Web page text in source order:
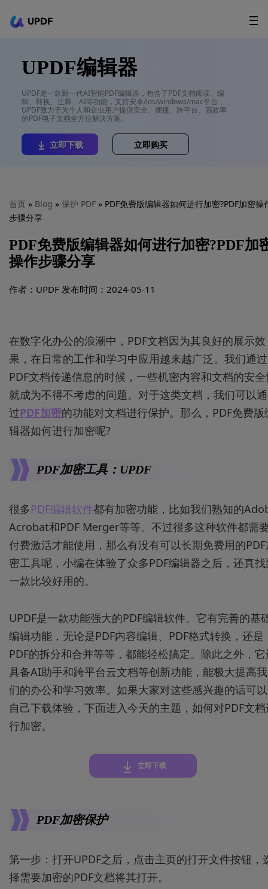
UPDF
AI Agents
用户指南
升级会员
UPDF编辑器
UPDF是一款新一代AI智能PDF编辑器，包含了PDF文档阅读、编
辑、转换、注释、AI等功能，支持安卓/ios/windows/mac平台，
UPDF致力于为个人和企业用户提供安全、便捷、跨平台、高效率
的PDF电子文档全方位解决方案。
立即下载 立即购买
首页 » Blog » 保护 PDF » PDF免费版编辑器如何进行加密?PDF加密操
步骤分享
PDF免费版编辑器如何进行加密?PDF加
操作步骤分享
作者：UPDF 发布时间：2024-05-11
在数字化办公的浪潮中，PDF文档因为其良好的展示效
果，在日常的工作和学习中应用越来越广泛。我们通过
PDF文档传递信息的时候，一些机密内容和文档的安
就成为不得不考虑的问题。对于这类文档，我们可以通
过PDF加密的功能对文档进行保护。那么，PDF免费版
辑器如何进行加密呢?
PDF加密工具：UPDF
很多PDF编辑软件都有加密功能，比如我们熟知的
Acrobat和PDF Merger等等。不过很多这种软件都需
付费激活才能使用，那么有没有可以长期免费用的
密工具呢，小编在体验了众多PDF编辑器之后，还真
一款比较好用的。
UPDF是一款功能强大的PDF编辑软件。它有完善的基
编辑功能，无论是PDF内容编辑、PDF格式转换，还是
PDF的拆分和合并等等，都能轻松搞定。除此之外，
具备AI助手和跨平台云文档等创新功能，能极大提高我
们的办公和学习效率。如果大家对这些感兴趣的话可以
自己下载体验，下面进入今天的主题，如何对PDF文
行加密。
立即下载
PDF加密保护
第一步：打开UPDF之后，点击主页的打开文件按钮，
择需要加密的PDF文档将其打开。